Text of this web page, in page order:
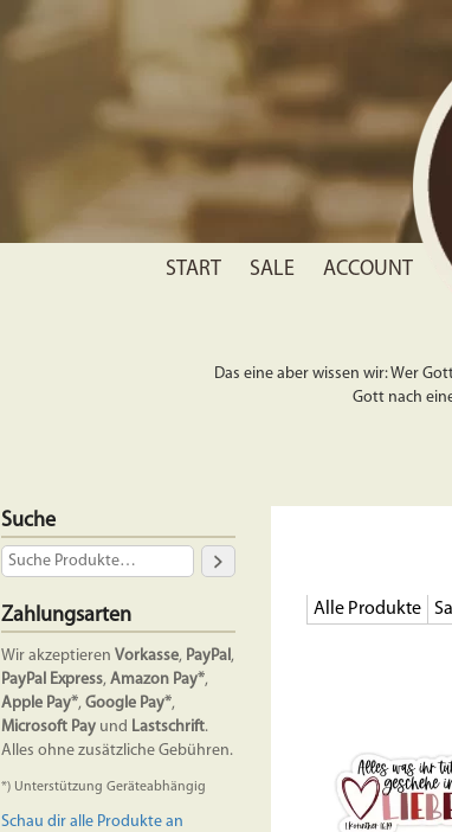
START SALE ACCOUNT
Das eine aber wissen wir: Wer
Gott nach
Suche
Zahlungsarten
Wir akzeptieren Vorkasse, PayPal,
PayPal Express, Amazon Pay*,
Apple Pay*, Google Pay*,
Microsoft Pay und Lastschrift.
Alles ohne zusätzliche Gebühren.
*) Unterstützung Geräteabhängig
Schau dir alle Produkte an
Alle Produkte